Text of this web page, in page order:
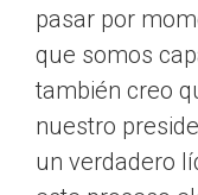
pasar por
que somos
también creo
nuestro
un verdadero